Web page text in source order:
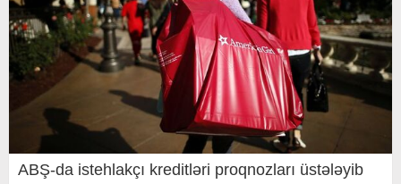
ABŞ-da istehlakçı kreditləri proqnozları üstələyib